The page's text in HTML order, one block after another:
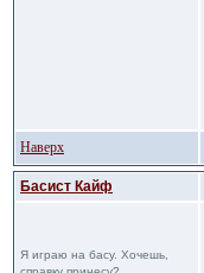
Наверх
Басист Кайф
Я играю на басу. Хочешь,